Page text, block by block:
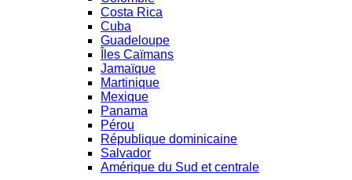
Costa Rica
Cuba
Guadeloupe
Îles Caïmans
Jamaïque
Martinique
Mexique
Panama
Pérou
République dominicaine
Salvador
Amérique du Sud et centrale